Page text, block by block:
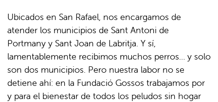
Ubicados en San Rafael, nos encargamos de
atender los municipios de Sant Antoni de
Portmany y Sant Joan de Labritja. Y sí,
lamentablemente recibimos muchos perros… y solo
son dos municipios. Pero nuestra labor no se
detiene ahí: en la Fundació Gossos trabajamos por
y para el bienestar de todos los peludos sin hogar